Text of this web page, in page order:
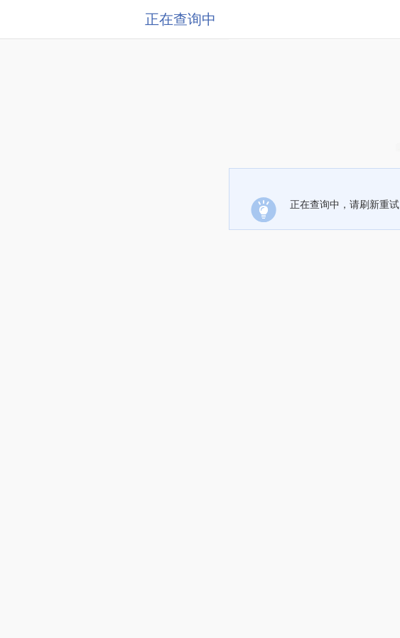
正在查询中
正在查询中，请刷新重试